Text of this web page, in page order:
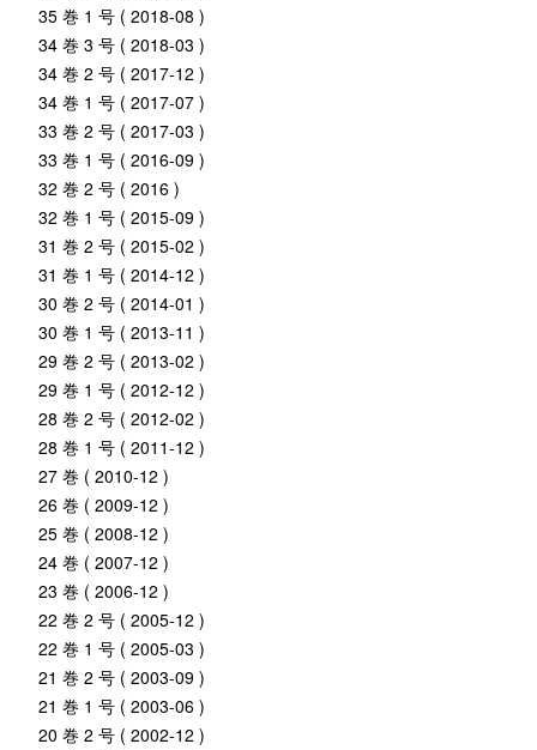
35 巻 1 号 ( 2018-08 )
34 巻 3 号 ( 2018-03 )
34 巻 2 号 ( 2017-12 )
34 巻 1 号 ( 2017-07 )
33 巻 2 号 ( 2017-03 )
33 巻 1 号 ( 2016-09 )
32 巻 2 号 ( 2016 )
32 巻 1 号 ( 2015-09 )
31 巻 2 号 ( 2015-02 )
31 巻 1 号 ( 2014-12 )
30 巻 2 号 ( 2014-01 )
30 巻 1 号 ( 2013-11 )
29 巻 2 号 ( 2013-02 )
29 巻 1 号 ( 2012-12 )
28 巻 2 号 ( 2012-02 )
28 巻 1 号 ( 2011-12 )
27 巻 ( 2010-12 )
26 巻 ( 2009-12 )
25 巻 ( 2008-12 )
24 巻 ( 2007-12 )
23 巻 ( 2006-12 )
22 巻 2 号 ( 2005-12 )
22 巻 1 号 ( 2005-03 )
21 巻 2 号 ( 2003-09 )
21 巻 1 号 ( 2003-06 )
20 巻 2 号 ( 2002-12 )